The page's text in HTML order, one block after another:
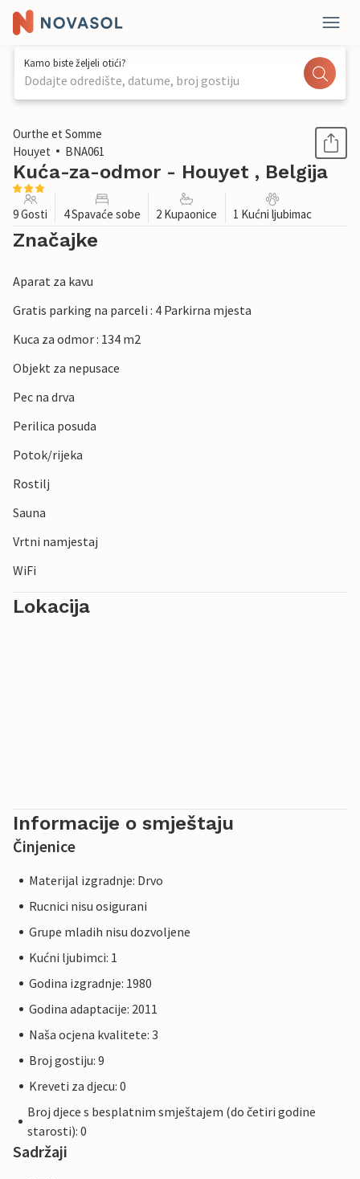
Kamo biste željeli otići?
Dodajte odredište, datume, broj gostiju
1 / 19
Ourthe et Somme
Houyet
BNA061
Kuća-za-odmor - Houyet , Belgija
9 Gosti 4 Spavaće sobe 2 Kupaonice 1 Kućni ljubimac
Značajke
Aparat za kavu
Gratis parking na parceli : 4 Parkirna mjesta
Kuca za odmor : 134 m2
Objekt za nepusace
Pec na drva
Perilica posuda
Potok/rijeka
Rostilj
Sauna
Vrtni namjestaj
WiFi
Lokacija
Informacije o smještaju
Činjenice
Materijal izgradnje: Drvo
Rucnici nisu osigurani
Grupe mladih nisu dozvoljene
Kućni ljubimci: 1
Godina izgradnje: 1980
Godina adaptacije: 2011
Naša ocjena kvalitete: 3
Broj gostiju: 9
Kreveti za djecu: 0
Broj djece s besplatnim smještajem (do četiri godine
starosti): 0
Sadržaji